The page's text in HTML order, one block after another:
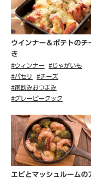
ウインナー＆ポテトのチ
き
#ウィンナー
#じゃがいも
#パセリ
#チーズ
#家飲みおつまみ
#グレービークック
エビとマッシュルームの